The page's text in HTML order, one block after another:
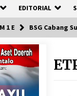
EDITORIAL
1 E BSG Cabang